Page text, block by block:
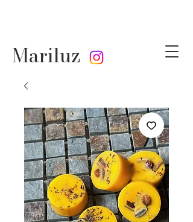
Mariluz